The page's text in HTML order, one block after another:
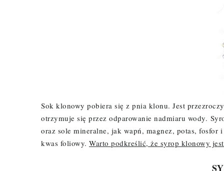
Sok klonowy pobiera się z pnia klonu. Jest
otrzymuje się przez odparowanie nadmiaru wody.
oraz sole mineralne, jak wapń, magnez, potas, fosfor
kwas foliowy. Warto podkreślić, że syrop klonowy